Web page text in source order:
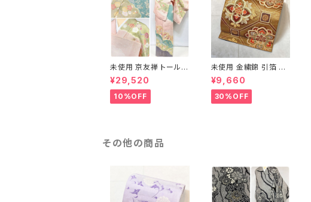
未使用 京友禅 トールサ
イズ 染め分け 金彩 訪
問着 袷 正絹 ピンク 黄
緑 紫 黄色 1438
¥29,520
10%OFF
未使用 金繍錦 引箔 蜀
江文 唐織 華紋 袋帯 正
絹 金糸 ゴールド 赤 紫
710
¥9,660
30%OFF
その他の商品